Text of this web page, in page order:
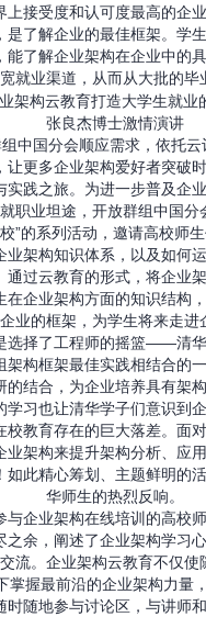
上接受度和认可度最高的企
是了解企业的最佳框架。学
能了解企业架构在企业中的
就业渠道，从而从大批的毕
张良杰博士激情演讲
国分会顺应需求，依托云
让更多企业架构爱好者突破
实践之旅。为进一步普及企
职业坦途，开放群组中国分
”的系列活动，邀请高校师
业架构知识体系，以及如何
通过云教育的形式，将企业
在企业架构方面的知识结构
业的框架，为学生将来走进
择了工程师的摇篮——清华
架构框架最佳实践相结合的
结合，为企业培养具有架
学习也让清华学子们意识到
校教育存在的巨大落差。面
业架构来提升架构分析、应
如此精心筹划、主题鲜明的
华师生的热烈反响。
企业架构在线培训的高校师
之余，阐述了企业架构学习
流。企业架构云教育不仅使
掌握最前沿的企业架构力量
时随地参与讨论区，与讲师